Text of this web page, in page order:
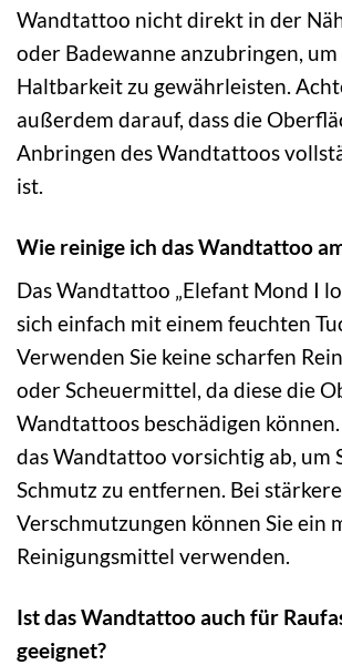
Wandtattoo nicht direkt in der
oder Badewanne anzubringen, um
Haltbarkeit zu gewährleisten.
außerdem darauf, dass die
Anbringen des Wandtattoos
ist.
Wie reinige ich das Wandtattoo
Das Wandtattoo „Elefant Mond I
sich einfach mit einem feuchten
Verwenden Sie keine scharfen
oder Scheuermittel, da diese die
Wandtattoos beschädigen
das Wandtattoo vorsichtig ab, um
Schmutz zu entfernen. Bei
Verschmutzungen können Sie ein
Reinigungsmittel verwenden.
Ist das Wandtattoo auch für
geeignet?